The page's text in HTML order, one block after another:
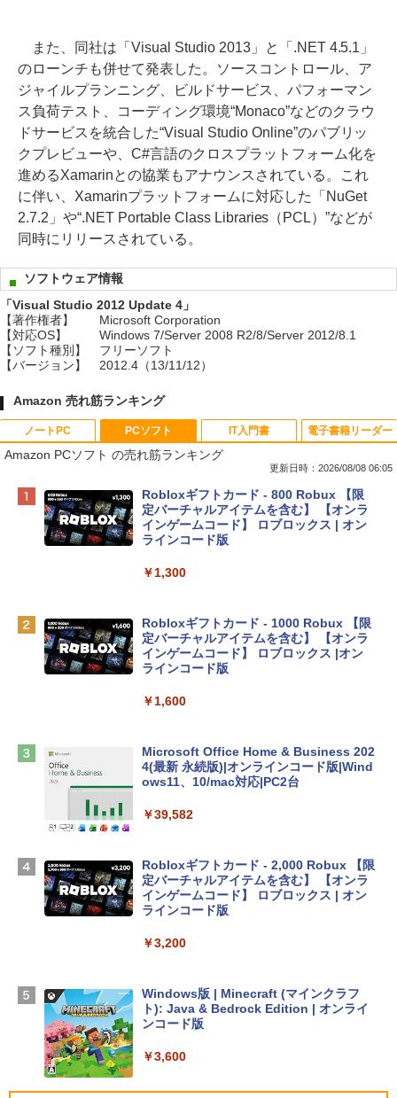
また、同社は「Visual Studio 2013」と「.NET 4.5.1」
のローンチも併せて発表した。ソースコントロール、ア
ジャイルプランニング、ビルドサービス、パフォーマン
ス負荷テスト、コーディング環境“Monaco”などのクラウ
ドサービスを統合した“Visual Studio Online”のパブリッ
クプレビューや、C#言語のクロスプラットフォーム化を
進めるXamarinとの協業もアナウンスされている。これ
に伴い、Xamarinプラットフォームに対応した「NuGet
2.7.2」や“.NET Portable Class Libraries（PCL）”などが
同時にリリースされている。
ソフトウェア情報
「Visual Studio 2012 Update 4」
【著作権者】
Microsoft Corporation
【対応OS】
Windows 7/Server 2008 R2/8/Server 2012/8.1
【ソフト種別】
フリーソフト
【バージョン】
2012.4（13/11/12）
Amazon 売れ筋ランキング
ノートPC
Apple 2026 MacBook Neo A18 Proチッ
プ搭載13インチノートブック：AIとAppl
e Intelligence、Liquid Retinaディスプ
レイ、8GBメモリ、512GB SSD、1080p
ィゴ + 3年延長 AppleCare+ for 13インチ
￥162,598
tomtoc 360°保護 15.6 16インチ パソコ
book Lenovo対応
Apple 2026 MacBook Air M5チップ搭載
igence、13.6インチLiquid Retinaディ
ームカメラ、日本語キーボード、Touch I
D - シルバー
￥261,414
SSD インテル Core 5
￥129,800
PCソフト
Amazon PCソフト の売れ筋ランキング
更新日時：2026/08/08 06:05
Robloxギフトカード - 800 Robux 【限
定バーチャルアイテムを含む】 【オンラ
インゲームコード】 ロブロックス | オン
ラインコード版
￥1,300
Robloxギフトカード - 1000 Robux 【限
定バーチャルアイテムを含む】 【オンラ
インゲームコード】 ロブロックス |オン
ラインコード版
￥1,600
Microsoft Office Home & Business 202
4(最新 永続版)|オンラインコード版|Wind
ows11、10/mac対応|PC2台
￥39,582
Robloxギフトカード - 2,000 Robux 【限
定バーチャルアイテムを含む】 【オンラ
インゲームコード】 ロブロックス | オン
ラインコード版
￥3,200
Windows版 | Minecraft (マインクラフ
ト): Java & Bedrock Edition | オンライ
ンコード版
￥3,600
IT入門書 電子書籍リーダー